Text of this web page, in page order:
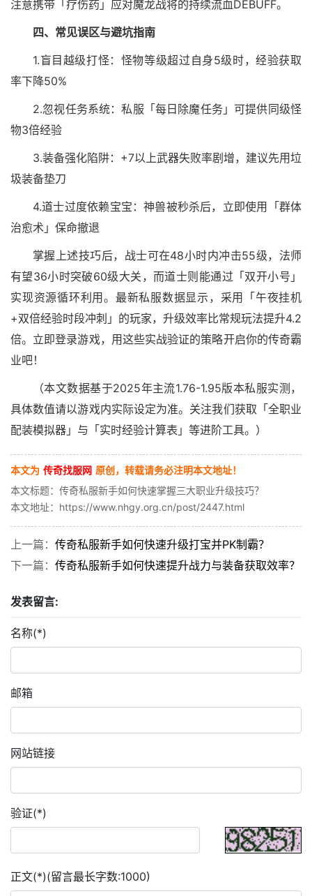
注意携带「疗伤药」应对魔龙战将的持续流血DEBUFF。
四、常见误区与避坑指南
1.盲目越级打怪：怪物等级超过自身5级时，经验获取
率下降50%
2.忽视任务系统：私服「每日除魔任务」可提供同级怪
物3倍经验
3.装备强化陷阱：+7以上武器失败率剧增，建议先用垃
圾装备垫刀
4.道士过度依赖宝宝：神兽被秒杀后，立即使用「群体
治愈术」保命撤退
掌握上述技巧后，战士可在48小时内冲击55级，法师
有望36小时突破60级大关，而道士则能通过「双开小号」
实现资源循环利用。最新私服数据显示，采用「午夜挂机
+双倍经验时段冲刺」的玩家，升级效率比常规玩法提升4.2
倍。立即登录游戏，用这些实战验证的策略开启你的传奇霸
业吧！
（本文数据基于2025年主流1.76-1.95版本私服实测，
具体数值请以游戏内实际设定为准。关注我们获取「全职业
配装模拟器」与「实时经验计算表」等进阶工具。）
本文为 传奇找服网 原创，转载请务必注明本文地址！
本文标题：传奇私服新手如何快速掌握三大职业升级技巧？
本文地址：https://www.nhgy.org.cn/post/2447.html
上一篇： 传奇私服新手如何快速升级打宝并PK制霸？
下一篇： 传奇私服新手如何快速提升战力与装备获取效率？
发表留言:
名称(*)
邮箱
网站链接
验证(*)
正文(*)(留言最长字数:1000)